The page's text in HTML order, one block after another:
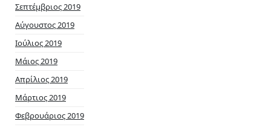
Σεπτέμβριος 2019
Αύγουστος 2019
Ιούλιος 2019
Μάιος 2019
Απρίλιος 2019
Μάρτιος 2019
Φεβρουάριος 2019